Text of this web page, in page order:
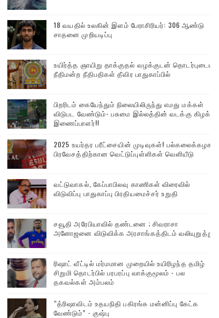
18 வயதில் உலகின் இளம் பேராசிரியர்: 306 ஆண்டு
சாதனை முறியடிப்பு
உயிர்த்த ஞாயிறு தாக்குதல் வழக்குடன் தொடர்புடைய
நீதிமன்ற நீதிபதிகள் தீவிர பாதுகாப்பில்
பிறரிடம் கையேந்தும் நிலையிலிருந்து எமது மக்கள்
விடுபட வேண்டும்- பசுமை இல்லத்தின் வடக்கு கிழக்கு
இணைப்பாளர்!!
2025 உயர்தர பரீட்சையின் முடிவுகள்! பல்கலைக்கழக
பிரவேசத்திற்கான வெட்டுப்புள்ளிகள் வெளியீடு
வட்டுவாகல், கேப்பாபிலவு காணிகள் விரைவில்
விடுவிப்பு பாதுகாப்பு பிரதியமைச்சர் உறுதி
சவூதி அரேபியாவில் தண்டனை ; சிவராசா
அனோஜனை விடுவிக்க அரசாங்கத்திடம் வலியுறுத்து
ரிஷாட் வீட்டில் மர்மமான முறையில் உயிரிழந்த தமிழ்
சிறுமி தொடர்பில் பரபரப்பு வாக்குமூலம் - பல
தகவல்கள் அம்பலம்
“த்ரிஷாவிடம் உதயநிதி பகிரங்க மன்னிப்பு கேட்க
வேண்டும்” - குஷ்பு